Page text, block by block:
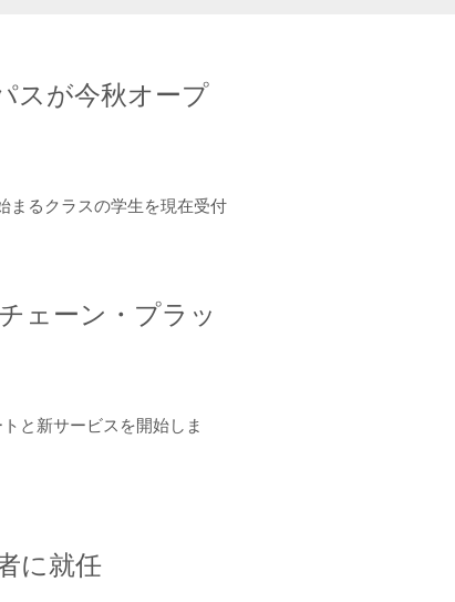
スが今秋オープ
まるクラスの学生を現在受付
ェーン・プラッ
と新サービスを開始しま
に就任